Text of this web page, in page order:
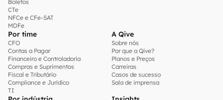
Boletos
CTe
NFCe e CFe-SAT
MDFe
Por time
CFO
Contas a Pagar
Financeiro e Controladoria
Compras e Suprimentos
Fiscal e Tributário
Compliance e Jurídico
TI
A Qive
Sobre nós
Por que a Qive?
Planos e Preços
Carreiras
Casos de sucesso
Sala de imprensa